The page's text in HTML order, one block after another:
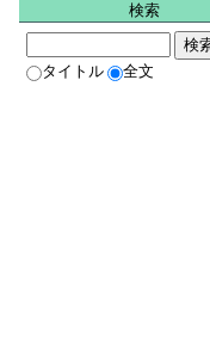
検索
タイトル 全文